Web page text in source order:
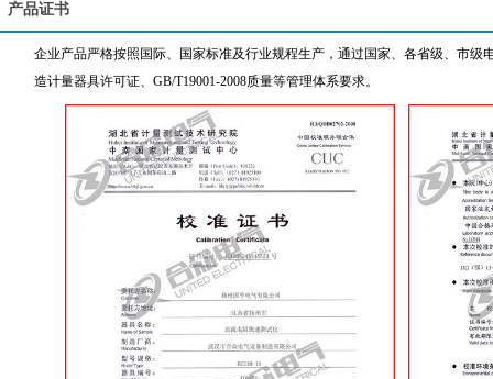
产品证书
企业产品严格按照国际、国家标准及行业规程生产，通过国家、各省级、市
造计量器具许可证、GB/T19001-2008质量等管理体系要求。